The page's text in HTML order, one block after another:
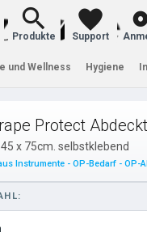
Produkte Support
und Wellness Hygiene
Protect
45 x 75cm. selbstklebend
Instrumente - OP-Bedarf - OP-